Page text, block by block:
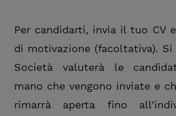
Per candidarti, invia il tuo CV
di motivazione (facoltativa).
Società valuterà le
mano che vengono inviate e
rimarrà aperta fino